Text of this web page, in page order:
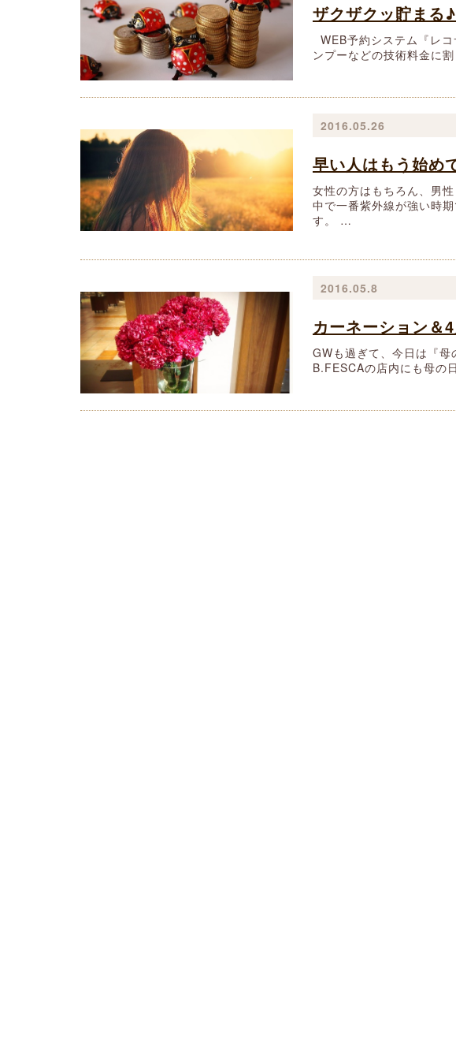
ザクザクッ貯ま
WEB予約システム『レ
ンプーなどの技術料金に
2016.05.26
早い人はもう始め
女性の方はもちろん、男
中で一番紫外線が強い時
す。 …
2016.05.8
カーネーション＆
GWも過ぎて、今日は『
B.FESCAの店内にも母の